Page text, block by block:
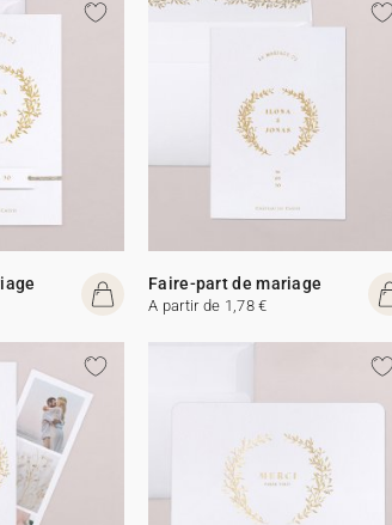
Faire-part de mariage
A partir de 1,78 €